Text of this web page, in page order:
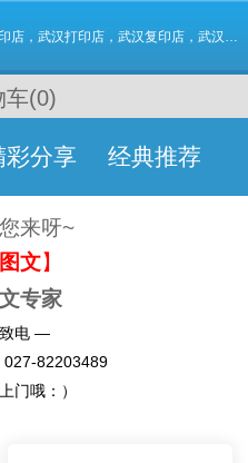
【筑城图文快印站】武汉图文店，武汉快印店，武汉打印店，武汉复印店，武汉数码快印 名片 画册 图纸标书
车(0)
彩分享 经典推荐
来呀~
文】
专家
电 —
027-82203489
门哦：）